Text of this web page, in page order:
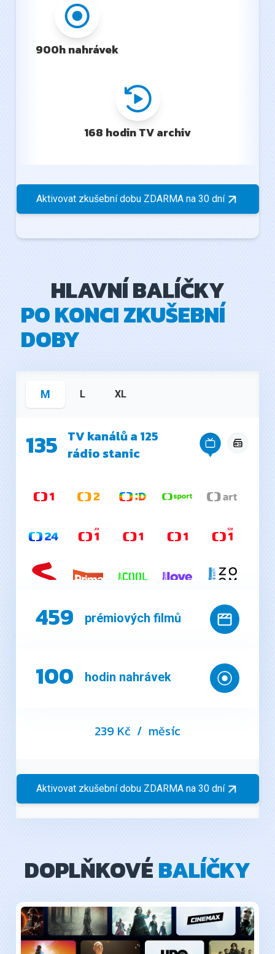
900h nahrávek
168 hodin TV archiv
Aktivovat zkušební dobu ZDARMA na 30 dní
HLAVNÍ BALÍČKY
PO KONCI ZKUŠEBNÍ
DOBY
M L XL
135 TV kanálů a 125
rádio stanic
459 prémiových filmů
100 hodin nahrávek
239 Kč / měsíc
Aktivovat zkušební dobu ZDARMA na 30 dní
DOPLŇKOVÉBALÍČKY